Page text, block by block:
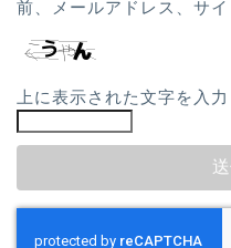
前、メールアドレス、サイ
上に表示された文字を入